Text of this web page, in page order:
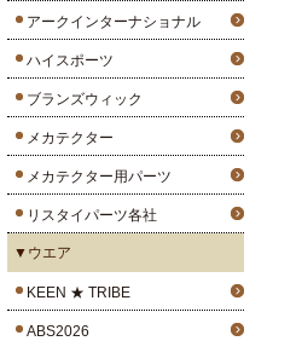
アークインターナショナル
ハイスポーツ
ブランズウィック
メカテクター
メカテクター用パーツ
リスタイパーツ各社
▼ウエア
KEEN ★ TRIBE
ABS2026